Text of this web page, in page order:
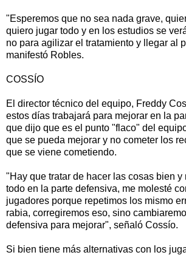
"Esperemos que no sea nada grave,
quiero jugar todo y en los estudios se
no para agilizar el tratamiento y llegar al
manifestó Robles.
COSSÍO
El director técnico del equipo, Freddy
estos días trabajará para mejorar en la
que dijo que es el punto "flaco" del
que se pueda mejorar y no cometer los
que se viene cometiendo.
"Hay que tratar de hacer las cosas bien y
todo en la parte defensiva, me molesté
jugadores porque repetimos los mismo
rabia, corregiremos eso, sino
defensiva para mejorar", señaló Cossío.
Si bien tiene más alternativas con los